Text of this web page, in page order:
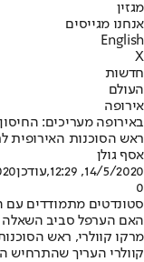
מגזין
אנחנו מגייסים
English
X
חדשות
העולם
אירופה
באירופה מעריכים: החיסון
ראש הסוכנות האירופית
אסף גולן
14/5/2020, 12:29
,עודכן
0
סטונדטים מתמודדים עם
האם הערפל סביב השאלה
מרקו קוולרי, ראש
קוולרי העריך שהתרחיש